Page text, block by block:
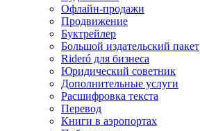
Офлайн-продажи
Продвижение
Буктрейлер
Большой издательский пакет
Rideró для бизнеса
Юридический советник
Дополнительные услуги
Расшифровка текста
Перевод
Книги в аэропортах